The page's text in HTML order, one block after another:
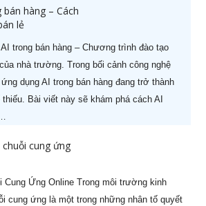
hàng – Cách
lẻ
trong bán hàng – Chương trình đào tạo
nhà trường. Trong bối cảnh công nghệ
dụng AI trong bán hàng đang trở thành
Bài viết này sẽ khám phá cách AI
cung ứng
Cung Ứng Online Trong môi trường kinh
cung ứng là một trong những nhân tố quyết